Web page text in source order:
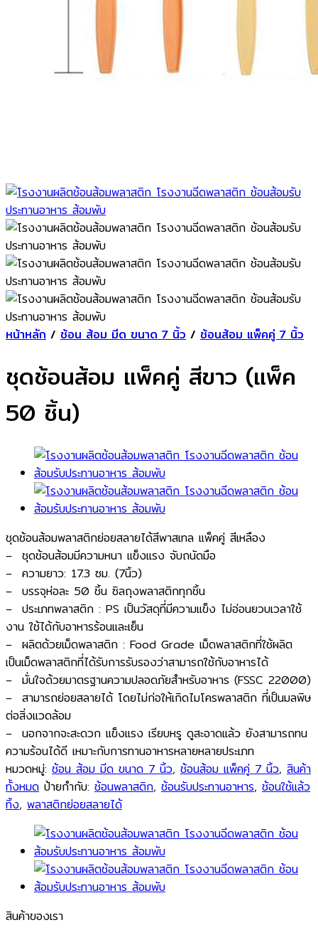
หน้าหลัก / ช้อน ส้อม มีด ขนาด 7 นิ้ว / ช้อนส้อม แพ็คคู่ 7 นิ้ว
ชุดช้อนส้อม แพ็คคู่ สีขาว (แพ็ค
50 ชิ้น)
ชุดช้อนส้อมพลาสติกย่อยสลายได้สีพาสเทล แพ็คคู่ สีเหลือง
– ชุดช้อนส้อมมีความหนา แข็งแรง จับถนัดมือ
– ความยาว: 17.3 ซม. (7นิ้ว)
– บรรจุห่อละ 50 ชิ้น ซิลถุงพลาสติกทุกชิ้น
– ประเภทพลาสติก : PS เป็นวัสดุที่มีความแข็ง ไม่อ่อนยวบเวลาใช้
งาน ใช้ได้กับอาหารร้อนและเย็น
– ผลิตด้วยเม็ดพลาสติก : Food Grade เม็ดพลาสติกที่ใช้ผลิต
เป็นเม็ดพลาสติกที่ได้รับการรับรองว่าสามารถใช้กับอาหารได้
– มั่นใจด้วยมาตรฐานความปลอดภัยสำหรับอาหาร (FSSC 22000)
– สามารถย่อยสลายได้ โดยไม่ก่อให้เกิดไมโครพลาสติก ที่เป็นมลพิษ
ต่อสิ่งแวดล้อม
– นอกจากจะสะดวก แข็งแรง เรียบหรู ดูสะอาดแล้ว ยังสามารถทน
ความร้อนได้ดี เหมาะกับการทานอาหารหลายหลายประเภท
หมวดหมู่: ช้อน ส้อม มีด ขนาด 7 นิ้ว, ช้อนส้อม แพ็คคู่ 7 นิ้ว, สินค้า
ทั้งหมด ป้ายกำกับ: ช้อนพลาสติก, ช้อนรับประทานอาหาร, ช้อนใช้แล้ว
ทิ้ง, พลาสติกย่อยสลายได้
สินค้าของเรา